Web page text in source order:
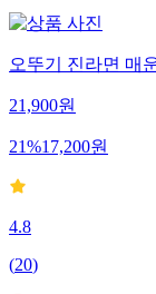
오뚜기 진라면 매
21,900원
21%17,200원
4.8
(20)